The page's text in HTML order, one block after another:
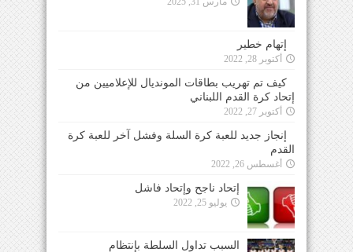
إتهام خطير
أكتوبر 28, 2022
كيف تم تهريب بطاقات المونديال للإعلاميين من
إتحاد كرة القدم اللبناني
أكتوبر 27, 2022
إنجاز جديد للعبة كرة السلة وفشل آخر للعبة كرة
القدم
أغسطس 26, 2022
إتحاد ناجح وإتحاد فاشل
يوليو 25, 2022
السبب تداول السلطة بإنتظام